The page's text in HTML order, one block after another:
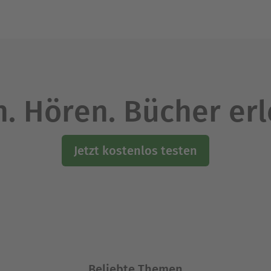
Hören. Bücher
Jetzt kostenlos testen